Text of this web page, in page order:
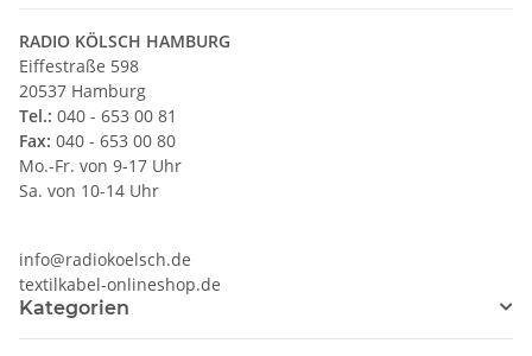
RADIO KÖLSCH HAMBURG
Eiffestraße 598
20537 Hamburg
Tel.: 040 - 653 00 81
Fax: 040 - 653 00 80
Mo.-Fr. von 9-17 Uhr
Sa. von 10-14 Uhr
info@radiokoelsch.de
textilkabel-onlineshop.de
Kategorien